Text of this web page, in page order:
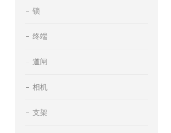
锁
终端
道闸
相机
支架